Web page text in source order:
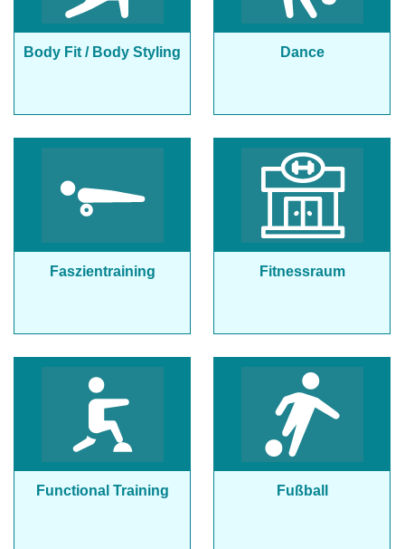
Body Fit / Body Styling Dance
Faszientraining Fitnessraum
Functional Training Fußball